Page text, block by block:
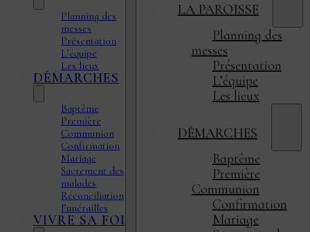
Planning des
messes
Présentation
L’équipe
Les lieux
DÉMARCHES
Baptême
Première
Communion
Confirmation
Mariage
Sacrement des
malades
Réconciliation
Funérailles
VIVRE SA FOI
LA PAROISSE
Planning des
messes
Présentation
L’équipe
Les lieux
DÉMARCHES
Baptême
Première
Communion
Confirmation
Mariage